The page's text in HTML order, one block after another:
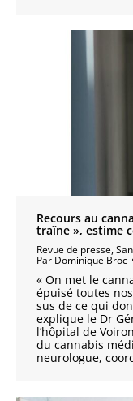
Recours au
traîne », estime
Revue de presse,
Par Dominique Broc
« On met le
épuisé toutes
sus de ce qui
explique le Dr
l’hôpital de
du cannabis
neurologue,